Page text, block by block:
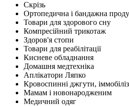
Скрізь
Ортопедична і бандажна
Товари для здорового сну
Компресійний трикотаж
Здоров'я стопи
Товари для реабілітації
Кисневе обладнання
Домашня медтехніка
Аплікатори Ляпко
Кровоспинні джгути,
Мамам і новонародженим
Медичний одяг